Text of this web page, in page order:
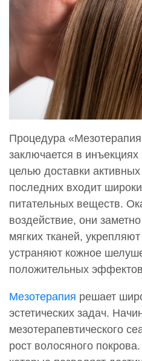
Процедура
заключается в
целью доставки
последних входит
питательных веществ.
воздействие, они
мягких тканей,
устраняют кожное
положительных
Мезотерапия решает
эстетических задач.
мезотерапевтического
рост волосяного